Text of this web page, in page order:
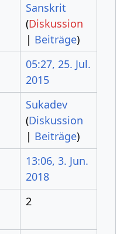
Sanskrit
(Diskussion
| Beiträge)
05:27, 25. Jul.
2015
Sukadev
(Diskussion
| Beiträge)
13:06, 3. Jun.
2018
2